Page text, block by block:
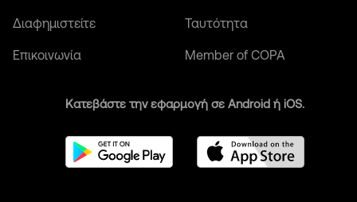
Διαφημιστείτε Ταυτότητα
Επικοινωνία Member of COPA
Κατεβάστε την εφαρμογή σε Android ή iOS.